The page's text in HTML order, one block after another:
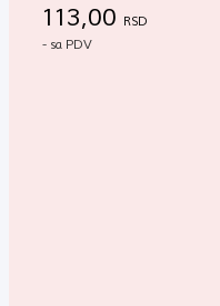
113,00 RSD
- sa PDV